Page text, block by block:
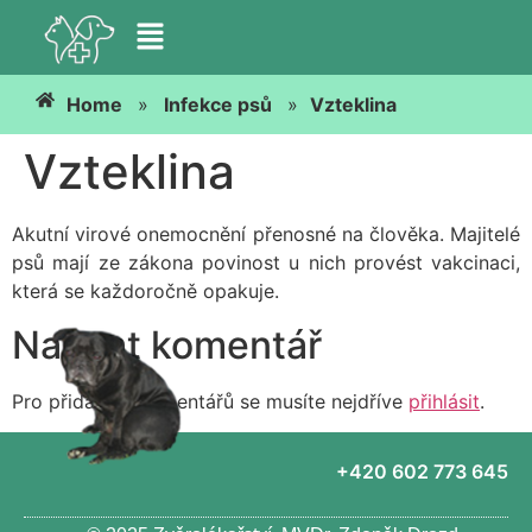
Home » Infekce psů » Vzteklina
Vzteklina
Akutní virové onemocnění přenosné na člověka. Majitelé
psů mají ze zákona povinost u nich provést vakcinaci,
která se každoročně opakuje.
Napsat komentář
Pro přidávání komentářů se musíte nejdříve přihlásit.
+420 602 773 645